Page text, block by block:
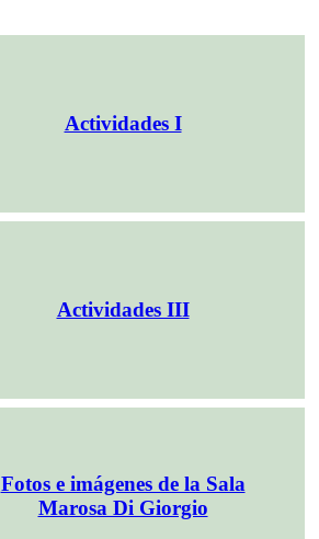
Actividades I
Actividades III
Fotos e imágenes de la Sala
Marosa Di Giorgio